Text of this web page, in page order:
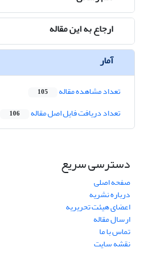
ارجاع به این مقاله
آمار
تعداد مشاهده مقاله 105
تعداد دریافت فایل اصل مقاله 106
دسترسی سریع
صفحه اصلی
درباره نشریه
اعضای هیئت تحریریه
ارسال مقاله
تماس با ما
نقشه سایت